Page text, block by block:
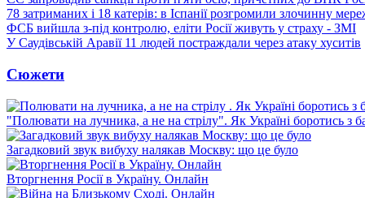
78 затриманих і 18 катерів: в Іспанії розгромили злочинну
ФСБ вийшла з-під контролю, еліти Росії живуть у страху - ЗМІ
У Саудівській Аравії 11 людей постраждали через атаку хуситів
Сюжети
"Полювати на лучника, а не на стрілу". Як Україні боротись з
Загадковий звук вибуху налякав Москву: що це було
Вторгнення Росії в Україну. Онлайн